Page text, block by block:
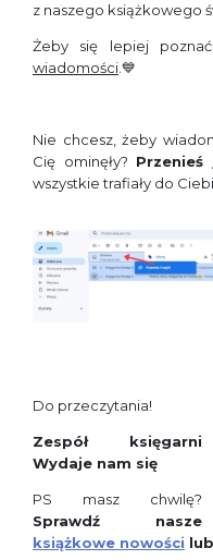
z naszego książkowego
Żeby się lepiej
wiadomości.💙
Nie chcesz, żeby
Cię ominęły?
wszystkie trafiały do
Do przeczytania!
Zespół księgarni
Wydaje nam się
PS masz chwilę?
Sprawdź nasze
książkowe nowości